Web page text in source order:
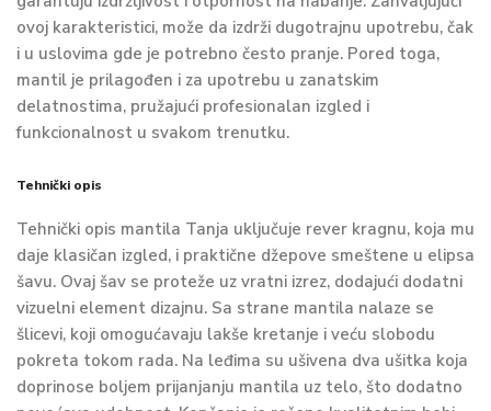
ovoj karakteristici, može da izdrži dugotrajnu upotrebu, čak
i u uslovima gde je potrebno često pranje. Pored toga,
mantil je prilagođen i za upotrebu u zanatskim
delatnostima, pružajući profesionalan izgled i
funkcionalnost u svakom trenutku.
Tehnički opis
Tehnički opis mantila Tanja uključuje rever kragnu, koja mu
daje klasičan izgled, i praktične džepove smeštene u elipsa
šavu. Ovaj šav se proteže uz vratni izrez, dodajući dodatni
vizuelni element dizajnu. Sa strane mantila nalaze se
šlicevi, koji omogućavaju lakše kretanje i veću slobodu
pokreta tokom rada. Na leđima su ušivena dva ušitka koja
doprinose boljem prijanjanju mantila uz telo, što dodatno